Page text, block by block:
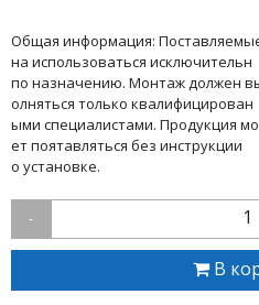
Общая информация:
на использоваться исключительн
по назначению. Монтаж должен
олняться только квалифицирован
ыми специалистами. Продукция мо
ет поятавляться без инструкции
о установке.
- 1
В